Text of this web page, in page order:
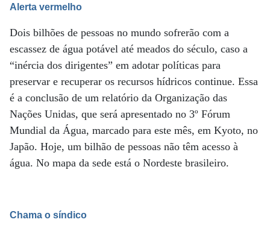
Alerta vermelho
Dois bilhões de pessoas no mundo sofrerão com a
escassez de água potável até meados do século, caso a
“inércia dos dirigentes” em adotar políticas para
preservar e recuperar os recursos hídricos continue. Essa
é a conclusão de um relatório da Organização das
Nações Unidas, que será apresentado no 3º Fórum
Mundial da Água, marcado para este mês, em Kyoto, no
Japão. Hoje, um bilhão de pessoas não têm acesso à
água. No mapa da sede está o Nordeste brasileiro.
Chama o síndico